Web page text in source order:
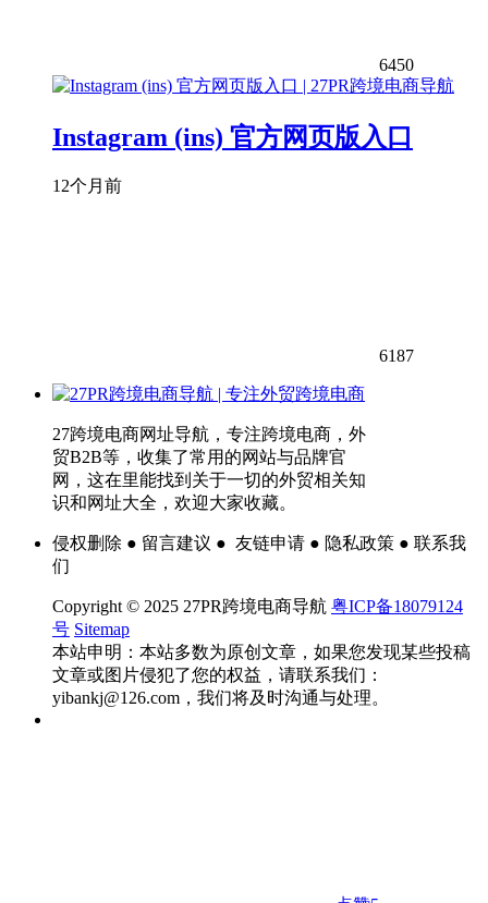
6450
Instagram (ins) 官方网页版入口
12个月前
6187
27跨境电商网址导航，专注跨境电商，外
贸B2B等，收集了常用的网站与品牌官
网，这在里能找到关于一切的外贸相关知
识和网址大全，欢迎大家收藏。
侵权删除 ● 留言建议 ● 友链申请 ● 隐私政策 ● 联系我
们
Copyright © 2025 27PR跨境电商导航 粤ICP备18079124
号 Sitemap
本站申明：本站多数为原创文章，如果您发现某些投稿
文章或图片侵犯了您的权益，请联系我们：
yibankj@126.com，我们将及时沟通与处理。